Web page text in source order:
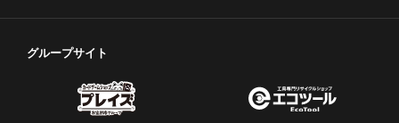
グループサイト